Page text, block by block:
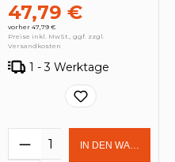
den
47,79 €
vorher 47,79 €
Preise inkl. MwSt., ggf. zzgl.
Versandkosten
1 - 3 Werktage
Produkt Anzahl:
IN DEN